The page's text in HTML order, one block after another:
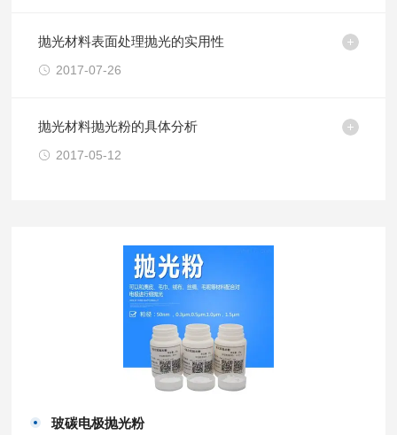
抛光材料表面处理抛光的实用性
2017-07-26
抛光材料抛光粉的具体分析
2017-05-12
玻碳电极抛光粉